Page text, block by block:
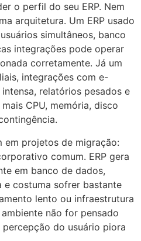
o perfil do seu ERP. Nem
arquitetura. Um ERP usado
simultâneos, banco
integrações pode operar
corretamente. Já um
integrações com e-
relatórios pesados e
CPU, memória, disco
em projetos de migração:
comum. ERP gera
em banco de dados,
e costuma sofrer bastante
lento ou infraestrutura
não for pensado
do usuário piora